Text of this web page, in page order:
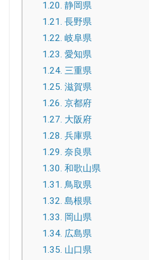
1.20. 静岡県
1.21. 長野県
1.22. 岐阜県
1.23. 愛知県
1.24. 三重県
1.25. 滋賀県
1.26. 京都府
1.27. 大阪府
1.28. 兵庫県
1.29. 奈良県
1.30. 和歌山県
1.31. 鳥取県
1.32. 島根県
1.33. 岡山県
1.34. 広島県
1.35. 山口県